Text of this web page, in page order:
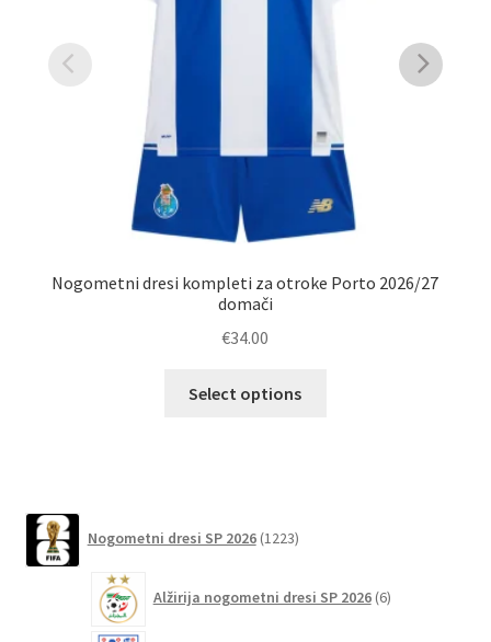
Nogometni dresi kompleti za otroke Porto 2026/27
domači
€34.00
Select options
na
Nogometni dresi SP 2026 1223izdelkov
Alžirija nogometni dresi SP 2026 6izdelkov